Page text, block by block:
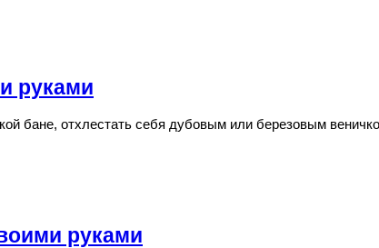
руками
бане, отхлестать себя дубовым или березовым
руками